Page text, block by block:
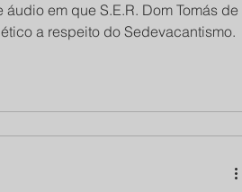
em que S.E.R. Dom Tomás de
a respeito do Sedevacantismo.